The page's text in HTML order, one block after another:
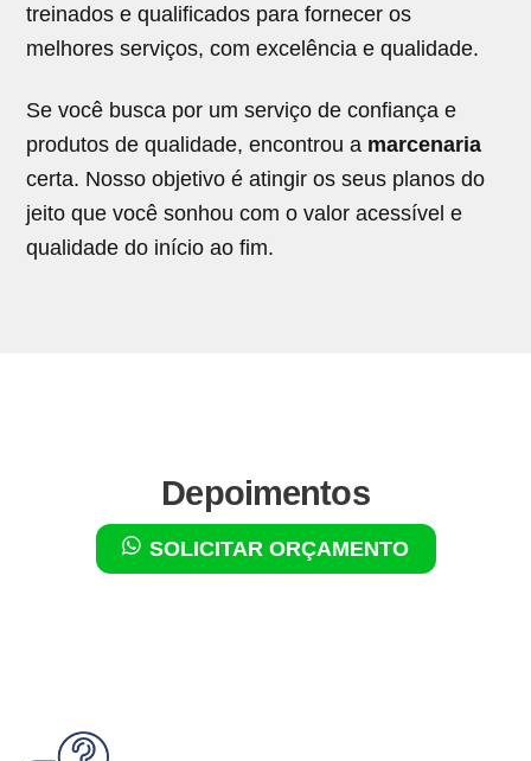
treinados e qualificados para fornecer os
melhores serviços, com excelência e qualidade.
Se você busca por um serviço de confiança e
produtos de qualidade, encontrou a marcenaria
certa. Nosso objetivo é atingir os seus planos do
jeito que você sonhou com o valor acessível e
qualidade do início ao fim.
Depoimentos
SOLICITAR ORÇAMENTO